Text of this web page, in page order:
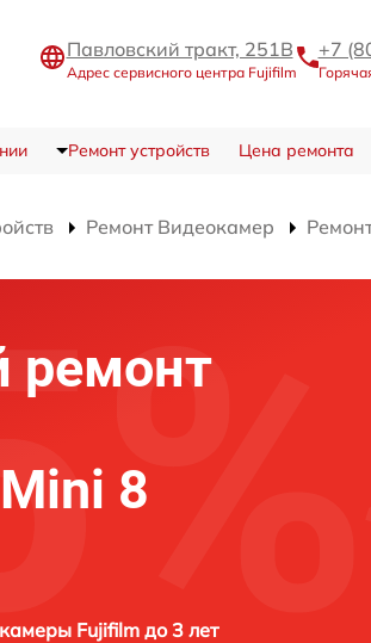
Павловский тракт, 251В
Адрес сервисного центра Fujifilm
+7
Ремонт устройств Цена ремонта
Ремонт Видеокамер
ремонт
8
Fujifilm до 3 лет